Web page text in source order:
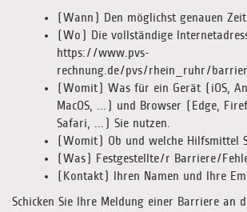
(Wann) Den möglichst genauen
(Wo) Die vollständige
https://www.pvs-
rechnung.de/pvs/rhein_ruhr/
(Womit) Was für ein Gerät (iOS,
MacOS, ...) und Browser (Edge,
Safari, ...) Sie nutzen.
(Womit) Ob und welche Hilfsmittel
(Was) Festgestellte/r Barriere/
(Kontakt) Ihren Namen und Ihre
Schicken Sie Ihre Meldung einer Barriere an